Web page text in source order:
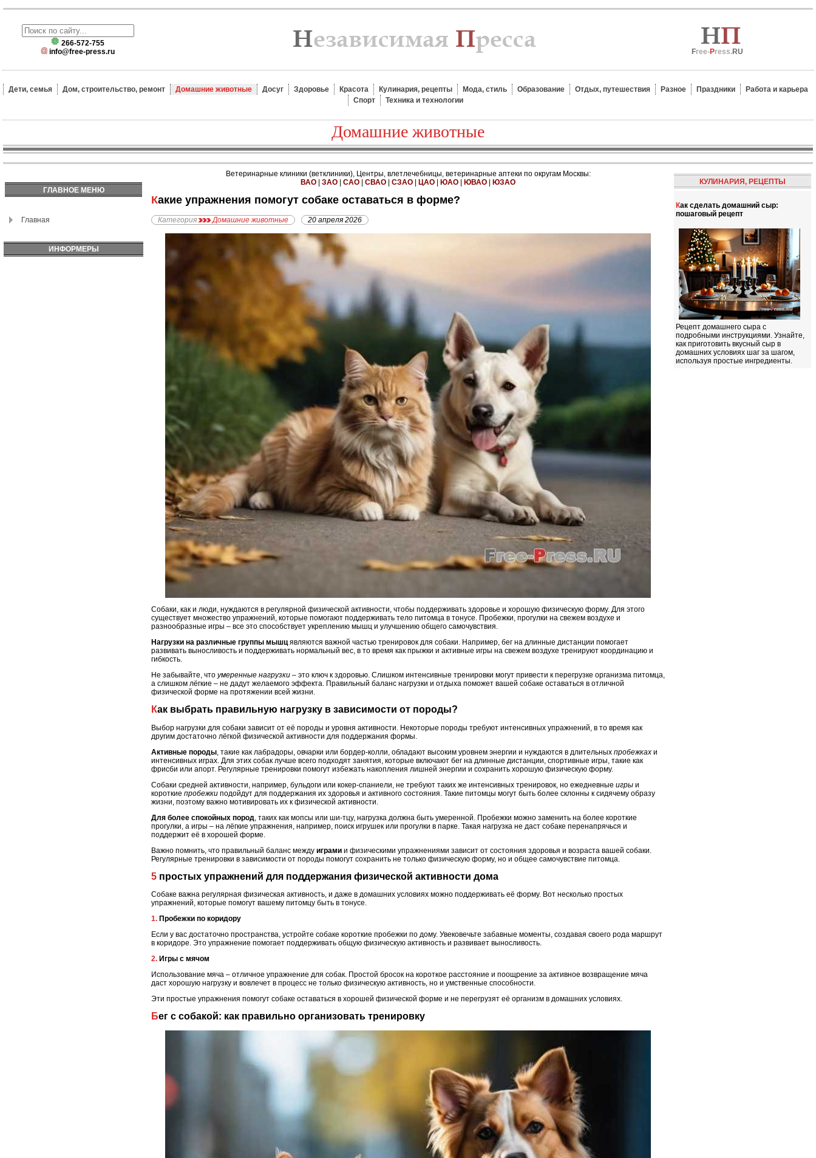
266-572-755
info@free-press.ru
Free-Press.RU
Дети, семья Дом, строительство, ремонт Домашние животные Досуг Здоровье Красота Кулинария, рецепты Мода, стиль Образование Отдых, путешествия Разное Праздники
Работа и карьера
Спорт
Техника и технологии
Домашние животные
ГЛАВНОЕ МЕНЮ
Главная
ИНФОРМЕРЫ
Ветеринарные клиники (ветклиники), Центры, влетлечебницы, ветеринарные аптеки по округам Москвы:
ВАО
ЗАО САО СВАО СЗАО ЦАО ЮАО ЮВАО ЮЗАО
Какие упражнения помогут собаке оставаться в форме?
Категория Домашние животные 20 апреля 2026
Собаки, как и люди, нуждаются в регулярной физической активности, чтобы поддерживать здоровье и хорошую физическую форму. Для этого
существует множество упражнений, которые помогают поддерживать тело питомца в тонусе. Пробежки, прогулки на свежем воздухе и
разнообразные игры – все это способствует укреплению мышц и улучшению общего самочувствия.
Нагрузки на различные группы мышцявляются важной частью тренировок для собаки. Например, бег на длинные дистанции помогает
развивать выносливость и поддерживать нормальный вес, в то время как прыжки и активные игры на свежем воздухе тренируют координацию и
гибкость.
Не забывайте, что умеренные нагрузки – это ключ к здоровью. Слишком интенсивные тренировки могут привести к перегрузке организма питомца,
а слишком лёгкие – не дадут желаемого эффекта. Правильный баланс нагрузки и отдыха поможет вашей собаке оставаться в отличной
физической форме на протяжении всей жизни.
Как выбрать правильную нагрузку в зависимости от породы?
Выбор нагрузки для собаки зависит от её породы и уровня активности. Некоторые породы требуют интенсивных упражнений, в то время как
другим достаточно лёгкой физической активности для поддержания формы.
Активные породы , такие как лабрадоры, овчарки или бордер-колли, обладают высоким уровнем энергии и нуждаются в длительных пробежках и
интенсивных играх. Для этих собак лучше всего подходят занятия, которые включают бег на длинные дистанции, спортивные игры, такие как
фрисби или апорт. Регулярные тренировки помогут избежать накопления лишней энергии и сохранить хорошую физическую форму.
Собаки средней активности, например, бульдоги или кокер-спаниели, не требуют таких же интенсивных тренировок, но ежедневные игры и
короткие пробежки подойдут для поддержания их здоровья и активного состояния. Такие питомцы могут быть более склонны к сидячему образу
жизни, поэтому важно мотивировать их к физической активности.
Для более спокойных пород , таких как мопсы или ши-тцу, нагрузка должна быть умеренной. Пробежки можно заменить на более короткие
прогулки, а игры – на лёгкие упражнения, например, поиск игрушек или прогулки в парке. Такая нагрузка не даст собаке перенапрячься и
поддержит её в хорошей форме.
Важно помнить, что правильный баланс между играми и физическими упражнениями зависит от состояния здоровья и возраста вашей собаки.
Регулярные тренировки в зависимости от породы помогут сохранить не только физическую форму, но и общее самочувствие питомца.
5 простых упражнений для поддержания физической активности дома
Собаке важна регулярная физическая активность, и даже в домашних условиях можно поддерживать её форму. Вот несколько простых
упражнений, которые помогут вашему питомцу быть в тонусе.
1. Пробежки по коридору
Если у вас достаточно пространства, устройте собаке короткие пробежки по дому. Увековечьте забавные моменты, создавая своего рода маршрут
в коридоре. Это упражнение помогает поддерживать общую физическую активность и развивает выносливость.
2. Игры с мячом
Использование мяча – отличное упражнение для собак. Простой бросок на короткое расстояние и поощрение за активное возвращение мяча
даст хорошую нагрузку и вовлечет в процесс не только физическую активность, но и умственные способности.
Эти простые упражнения помогут собаке оставаться в хорошей физической форме и не перегрузят её организм в домашних условиях.
Бег с собакой: как правильно организовать тренировку
КУЛИНАРИЯ, РЕЦЕПТЫ
Как сделать домашний сыр:
пошаговый рецепт
Рецепт домашнего сыра с
подробными инструкциями. Узнайте,
как приготовить вкусный сыр в
домашних условиях шаг за шагом,
используя простые ингредиенты.